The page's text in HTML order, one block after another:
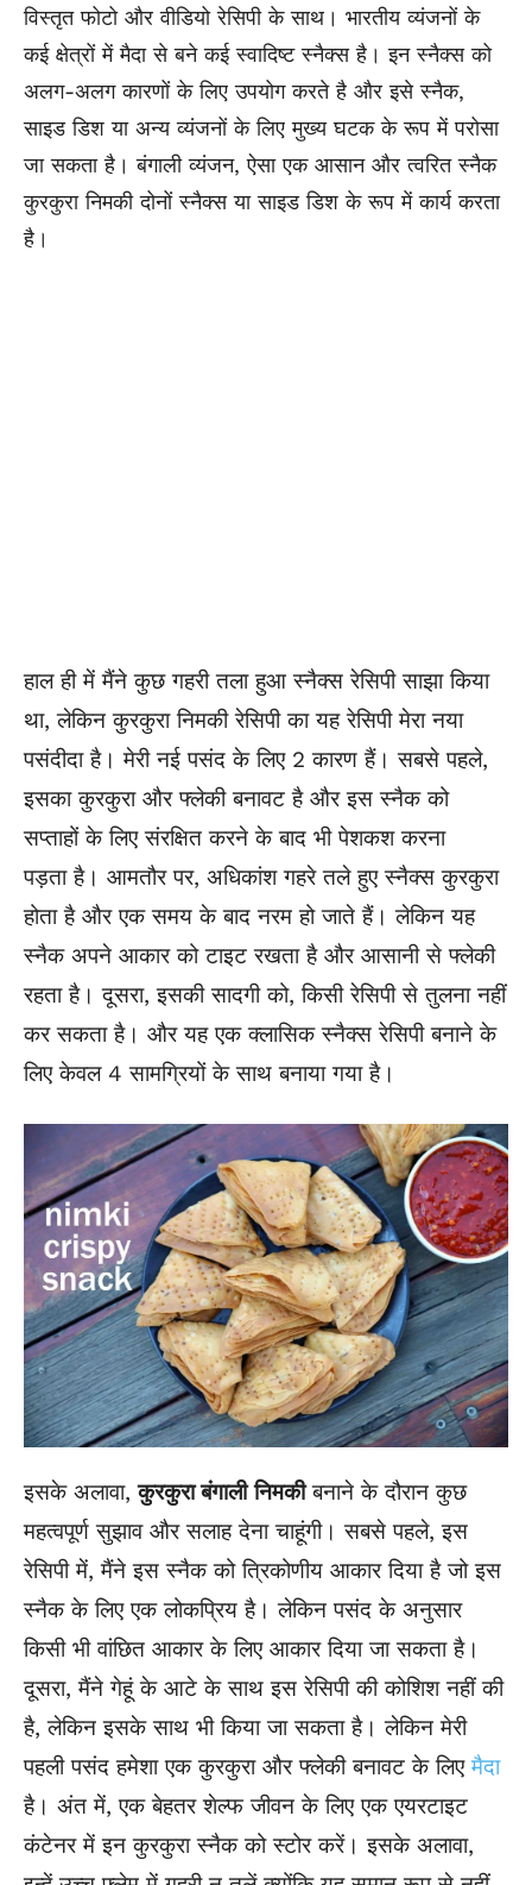
विस्तृत फोटो और वीडियो रेसिपी के साथ। भारतीय व्यंजनों के
कई क्षेत्रों में मैदा से बने कई स्वादिष्ट स्नैक्स है। इन स्नैक्स को
अलग-अलग कारणों के लिए उपयोग करते है और इसे स्नैक,
साइड डिश या अन्य व्यंजनों के लिए मुख्य घटक के रूप में परोसा
जा सकता है।बंगालीव्यंजन, ऐसा एक आसान और त्वरित स्नैक
कुरकुरा निमकी दोनों स्नैक्स या साइड डिश के रूप में कार्य करता
है।
हाल ही में मैंने कुछ गहरी तला हुआ स्नैक्स रेसिपी साझा किया
था, लेकिन कुरकुरा निमकी रेसिपी का यह रेसिपी मेरा नया
पसंदीदा है। मेरी नई पसंद के लिए 2 कारण हैं। सबसे पहले,
इसका कुरकुरा और फ्लेकी बनावट है और इस स्नैक को
सप्ताहों के लिए संरक्षित करने के बाद भी पेशकश करना
पड़ताहै। आमतौर पर, अधिकांश गहरे तले हुए स्नैक्स कुरकुरा
होता है और एक समय के बादनरमहो जाते हैं। लेकिन यह
स्नैक अपने आकार को टाइटरखताहै और आसानी से फ्लेकी
रहता है। दूसरा, इसकी सादगी को, किसी रेसिपी से तुलना नहीं
कर सकता है। और यह एक क्लासिक स्नैक्स रेसिपी बनाने के
लिए केवल 4सामग्रियोंके साथ बनाया गया है।
इसके अलावा,कुरकुराबंगाली निमकीबनाने के दौरान कुछ
महत्वपूर्ण सुझाव और सलाह देना चाहूंगी। सबसे पहले, इस
रेसिपी में, मैंने इस स्नैक को त्रिकोणीय आकार दिया है जो इस
स्नैक के लिए एक लोकप्रिय है। लेकिन पसंद के अनुसार
किसी भी वांछित आकार के लिए आकार दिया जा सकता है।
दूसरा, मैंने गेहूं के आटे के साथ इस रेसिपी की कोशिश नहीं की
है, लेकिन इसके साथ भी किया जा सकता है। लेकिन मेरी
पहली पसंद हमेशा एक कुरकुरा और फ्लेकी बनावट के लिएमैदा
है। अंत में, एक बेहतर शेल्फ जीवन के लिए एक एयरटाइट
कंटेनर में इन कुरकुरा स्नैक को स्टोर करें। इसके अलावा,